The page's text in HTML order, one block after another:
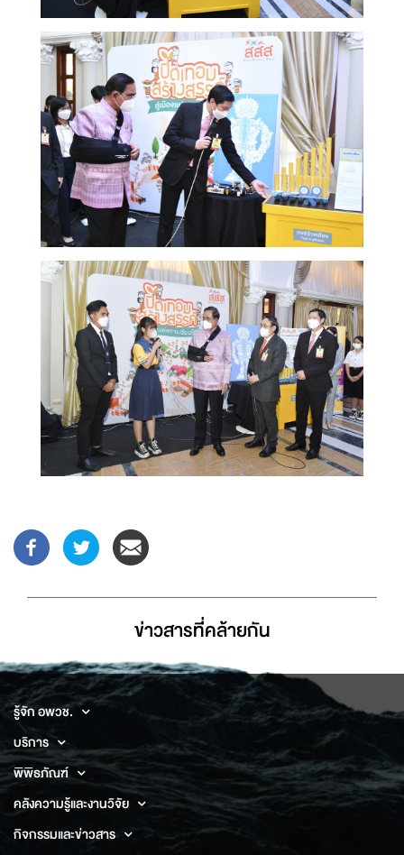
ข่าวสารที่่คล้ายกัน
รู้จัก อพวช.
บริการ
พิพิธภัณฑ์
คลังความรู้และงานวิจัย
กิจกรรมและข่าวสาร